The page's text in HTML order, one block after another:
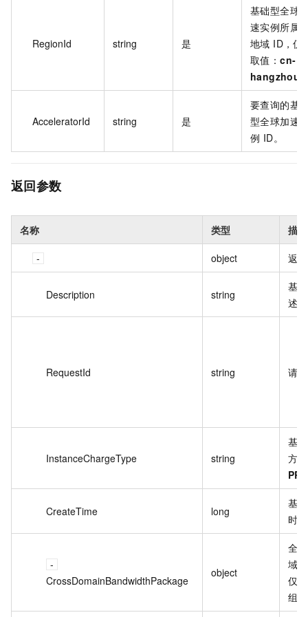
RegionId string 是
基础型全球
速实例所属
地域 ID，仅
取值：cn-
hangzhou
AcceleratorId string 是
要查询的基
型全球加速
例 ID。
返回参数
名称 类型 描述
object 返
Description string
基
述
RequestId string 请
InstanceChargeType string
基
方
CreateTime long
基
时
CrossDomainBandwidthPackage
object
全
域
仅
组。